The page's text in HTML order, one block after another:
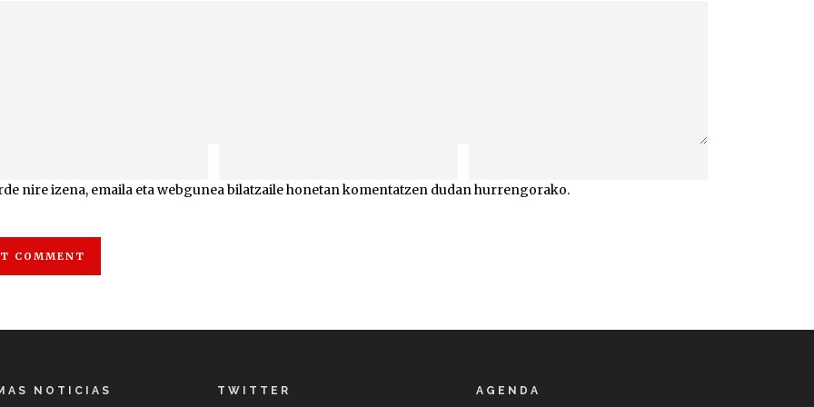
nire izena, emaila eta webgunea bilatzaile honetan komentatzen dudan hurrengorako.
NOTICIAS TWITTER AGENDA